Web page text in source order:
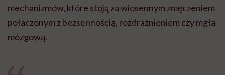
mechanizmów, które stoją za wiosennym zmęczeniem
połączonym z bezsennością, rozdrażnieniem czy mgłą
mózgową.